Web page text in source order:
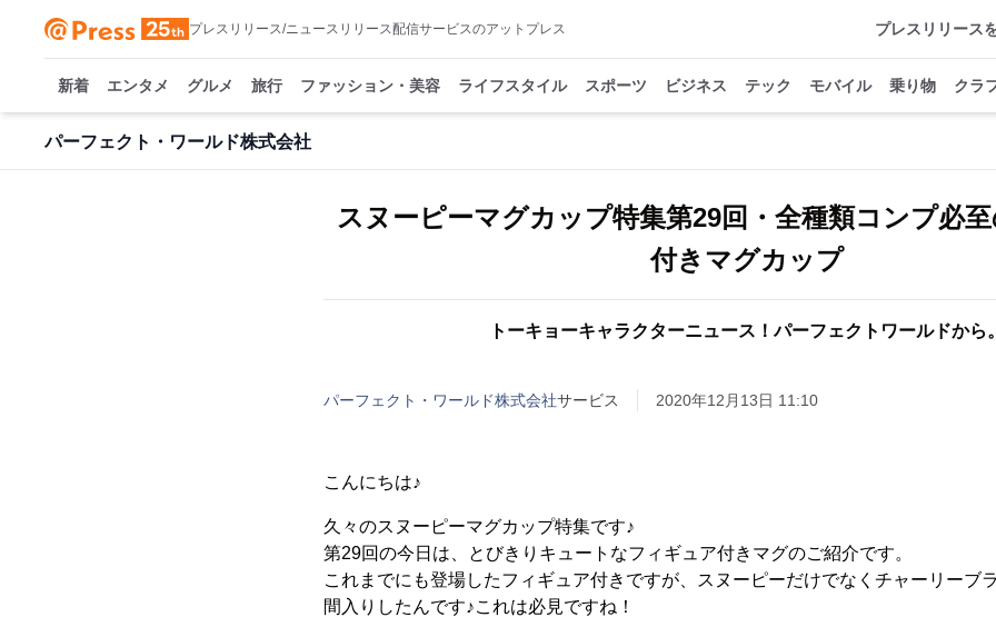
プレスリリース/ニュースリリース配信サービスのアットプレス プレスリリース
新着 エンタメ グルメ 旅行 ファッション・美容 ライフスタイル スポーツ ビジネス テック モバイル 乗り物 クラ
パーフェクト・ワールド株式会社
スヌーピーマグカップ特集第29回・全種類コンプ必
付きマグカップ
トーキョーキャラクターニュース！パーフェクトワールドから
パーフェクト・ワールド株式会社サービス 2020年12月13日 11:10
こんにちは♪
久々のスヌーピーマグカップ特集です♪
第29回の今日は、とびきりキュートなフィギュア付きマグのご紹介です。
これまでにも登場したフィギュア付きですが、スヌーピーだけでなくチャーリーブ
間入りしたんです♪これは必見ですね！